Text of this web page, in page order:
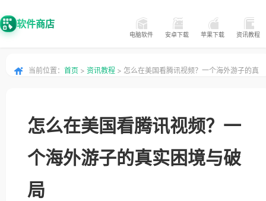
软件商店
电脑软件 安卓下载 苹果下载 资讯教程
当前位置： 首页 > 资讯教程 > 怎么在美国看腾讯视频？一个海外游子的真
怎么在美国看腾讯视频？一
个海外游子的真实困境与破
局